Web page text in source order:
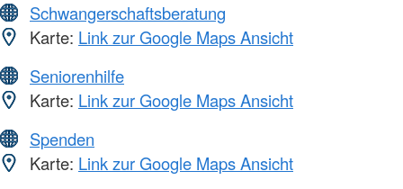
Schwangerschaftsberatung
Karte: Link zur Google Maps Ansicht
Seniorenhilfe
Karte: Link zur Google Maps Ansicht
Spenden
Karte: Link zur Google Maps Ansicht